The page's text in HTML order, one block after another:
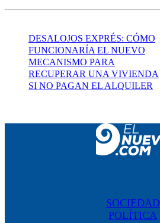
DESALOJOS EXPRÉS: CÓMO
FUNCIONARÍA EL NUEVO
MECANISMO PARA
RECUPERAR UNA VIVIENDA
SI NO PAGAN EL ALQUILER
SOCIEDAD
POLÍTICA